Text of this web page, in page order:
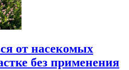
от насекомых
без применения